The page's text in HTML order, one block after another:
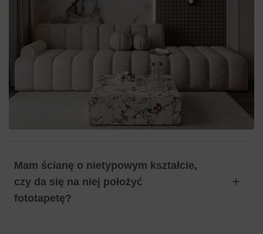
Mam ścianę o nietypowym kształcie,
czy da się na niej położyć
fototapetę?